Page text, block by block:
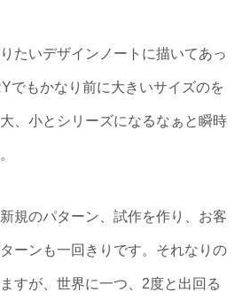
たいデザインノートに描いてあっ
でもかなり前に大きいサイズのを
、小とシリーズになるなぁと瞬時
規のパターン、試作を作り、お客
ーンも一回きりです。それなりの
すが、世界に一つ、2度と出回る